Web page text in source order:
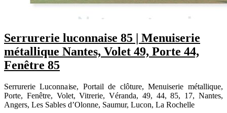
Serrurerie luconnaise 85 | Menuiserie
métallique Nantes, Volet 49, Porte 44,
Fenêtre 85
Serrurerie Luconnaise, Portail de clôture, Menuiserie métallique,
Porte, Fenêtre, Volet, Vitrerie, Véranda, 49, 44, 85, 17, Nantes,
Angers, Les Sables d’Olonne, Saumur, Lucon, La Rochelle